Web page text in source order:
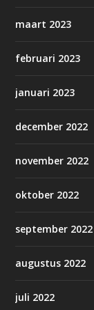
maart 2023
februari 2023
januari 2023
december 2022
november 2022
oktober 2022
september 2022
augustus 2022
juli 2022